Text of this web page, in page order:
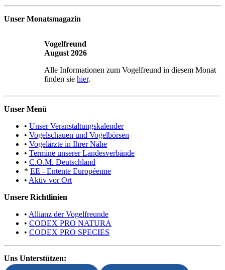
Unser Monatsmagazin
Vogelfreund
August 2026
Alle Informationen zum Vogelfreund in diesem Monat
finden sie hier.
Unser Menü
• Unser Veranstaltungskalender
• Vogelschauen und Vogelbörsen
• Vogelärzte in Ihrer Nähe
• Termine unserer Landesverbände
• C.O.M. Deutschland
* EE - Entente Européenne
• Aktiv vor Ort
Unsere Richtlinien
• Allianz der Vogelfreunde
• CODEX PRO NATURA
• CODEX PRO SPECIES
Uns Unterstützen: